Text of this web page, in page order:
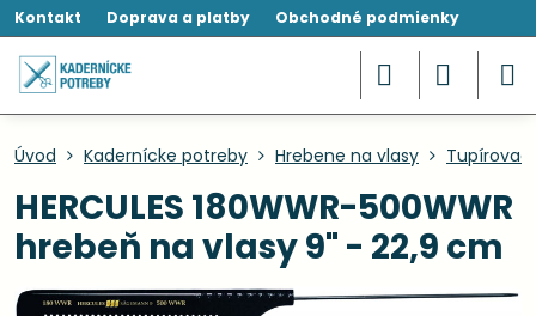
Kontakt Doprava a platby Obchodné podmienky
Úvod Kadernícke potreby Hrebene na vlasy
HERCULES 180WWR-500WWR
hrebeň na vlasy 9" - 22,9 cm